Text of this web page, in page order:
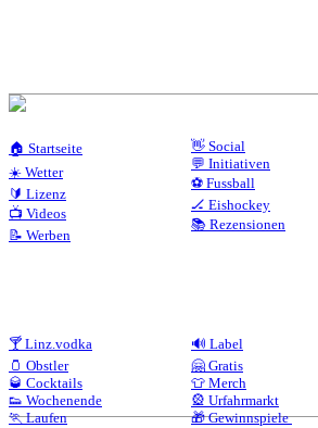
🏠 Startseite
☀️ Wetter
🔰 Lizenz
📺 Videos
📝 Werben
👋 Social
💬 Initiativen
⚽ Fussball
🏒 Eishockey
📚 Rezensionen
🍸 Linz.vodka
🫙 Obstler
🥃 Cocktails
👟 Wochenende
🏃 Laufen
🔊 Label
🤗 Gratis
👕 Merch
🎡 Urfahrmarkt
🎁 Gewinnspiele